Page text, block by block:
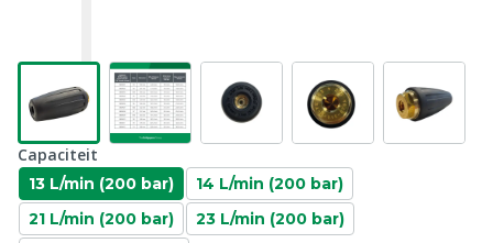
Capaciteit
13 L/min (200 bar)
14 L/min (200 bar)
21 L/min (200 bar)
23 L/min (200 bar)